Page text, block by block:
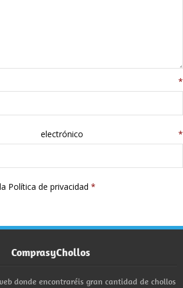
*
electrónico *
Política de privacidad *
ComprasyChollos
donde encontraréis gran cantidad de chollos